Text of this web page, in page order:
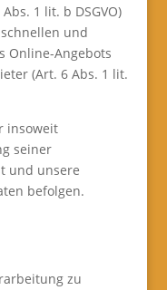
1 lit. b DSGVO)
und
Online-Angebots
(Art. 6 Abs. 1 lit.
insoweit
seiner
und unsere
befolgen.
zu